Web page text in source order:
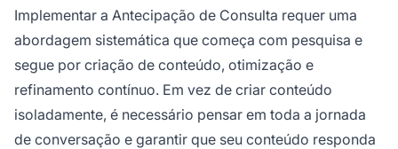
Implementar a Antecipação de Consulta requer uma
abordagem sistemática que começa com pesquisa e
segue por criação de conteúdo, otimização e
refinamento contínuo. Em vez de criar conteúdo
isoladamente, é necessário pensar em toda a jornada
de conversação e garantir que seu conteúdo responda